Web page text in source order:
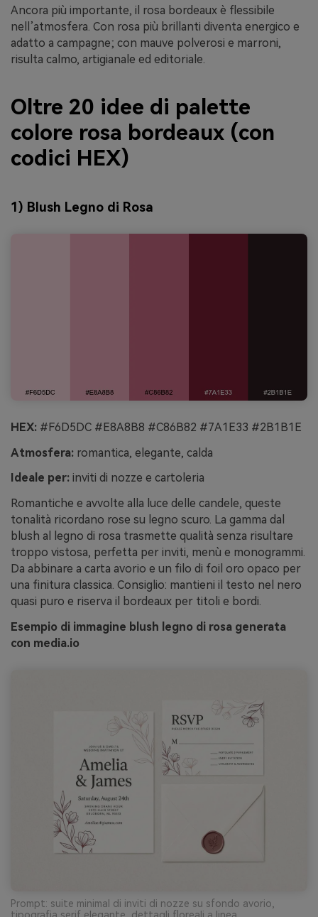
Ancora più importante, il rosa bordeaux è flessibile
nell’atmosfera. Con rosa più brillanti diventa energico e
adatto a campagne; con mauve polverosi e marroni,
risulta calmo, artigianale ed editoriale.
Oltre 20 idee di palette
colore rosa bordeaux (con
codici HEX)
1) Blush Legno di Rosa
HEX: #F6D5DC #E8A8B8 #C86B82 #7A1E33 #2B1B1E
Atmosfera: romantica, elegante, calda
Ideale per: inviti di nozze e cartoleria
Romantiche e avvolte alla luce delle candele, queste
tonalità ricordano rose su legno scuro. La gamma dal
blush al legno di rosa trasmette qualità senza risultare
troppo vistosa, perfetta per inviti, menù e monogrammi.
Da abbinare a carta avorio e un filo di foil oro opaco per
una finitura classica. Consiglio: mantieni il testo nel nero
quasi puro e riserva il bordeaux per titoli e bordi.
Esempio di immagine blush legno di rosa generata
con media.io
Prompt: suite minimal di inviti di nozze su sfondo avorio,